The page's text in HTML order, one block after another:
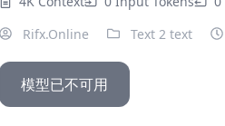
Rifx.Online
Text 2 text
模型已不可用